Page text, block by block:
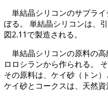
単結晶シリコンのサプラ
ぼる。 単結晶シリコンは、
図2.11で製造される。
単結晶シリコンの原料の
ロロシランから作られる。
その原料は、ケイ砂（トン）
ケイ砂とコークスは、天然資